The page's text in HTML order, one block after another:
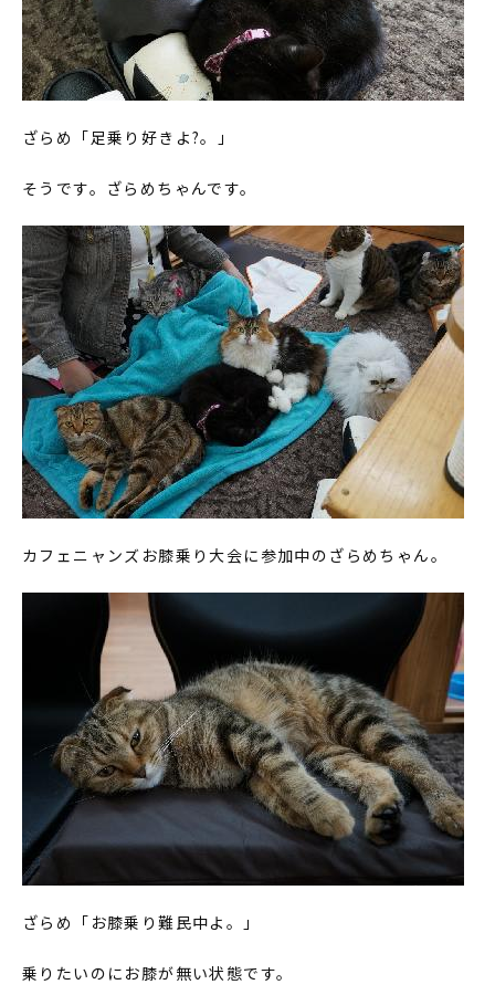
ざらめ「足乗り好きよ?。」
そうです。ざらめちゃんです。
カフェニャンズお膝乗り大会に参加中のざらめちゃん。
ざらめ「お膝乗り難民中よ。」
乗りたいのにお膝が無い状態です。